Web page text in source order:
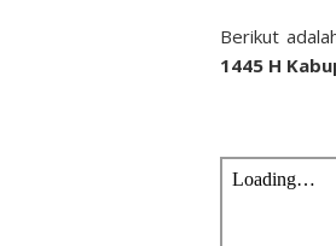
Berikut
1445 H